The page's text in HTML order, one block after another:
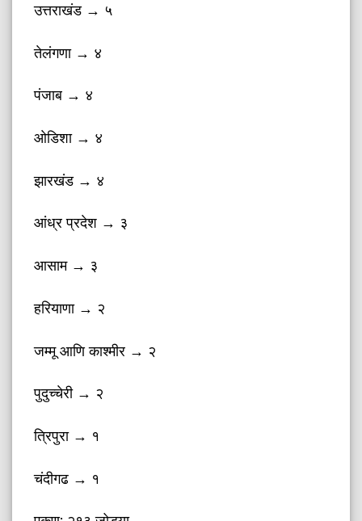
उत्तराखंड → ५
तेलंगणा → ४
पंजाब → ४
ओडिशा → ४
झारखंड → ४
आंध्र प्रदेश → ३
आसाम → ३
हरियाणा → २
जम्मू आणि काश्मीर → २
पुदुच्चेरी → २
त्रिपुरा → १
चंदीगढ → १